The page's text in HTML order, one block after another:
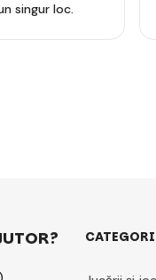
singur loc.